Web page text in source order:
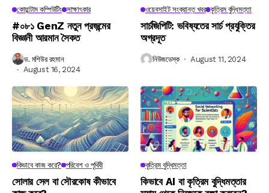
কোয়ান্টাম কম্পিউটিং সাক্ষাৎকার
#০৮১ GenZ নতুন প্রজন্মের
বিজ্ঞানী আরমান সৈকত
ড. মশিউর রহমান
August 16, 2024
ওয়েবসাইট সংক্রান্ত খবর কৃত্রিম বুদ্ধিমত্তা
সার্চজিপিটি: ভবিষ্যতের সার্চ প্রযুক্তির
অগ্রদূত
নিউজডেস্ক August 11, 2024
কিভাবে কাজ করে? পরিবেশ ও পৃথিবী
সোলার সেল বা সৌরকোষ কীভাবে
কৃত্রিম বুদ্ধিমত্তা
কিভাবে AI বা কৃত্রিম বুদ্ধিমত্তার